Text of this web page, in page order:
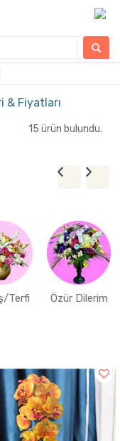
& Fiyatları
15 ürün bulundu.
Terfi Özür Dilerim